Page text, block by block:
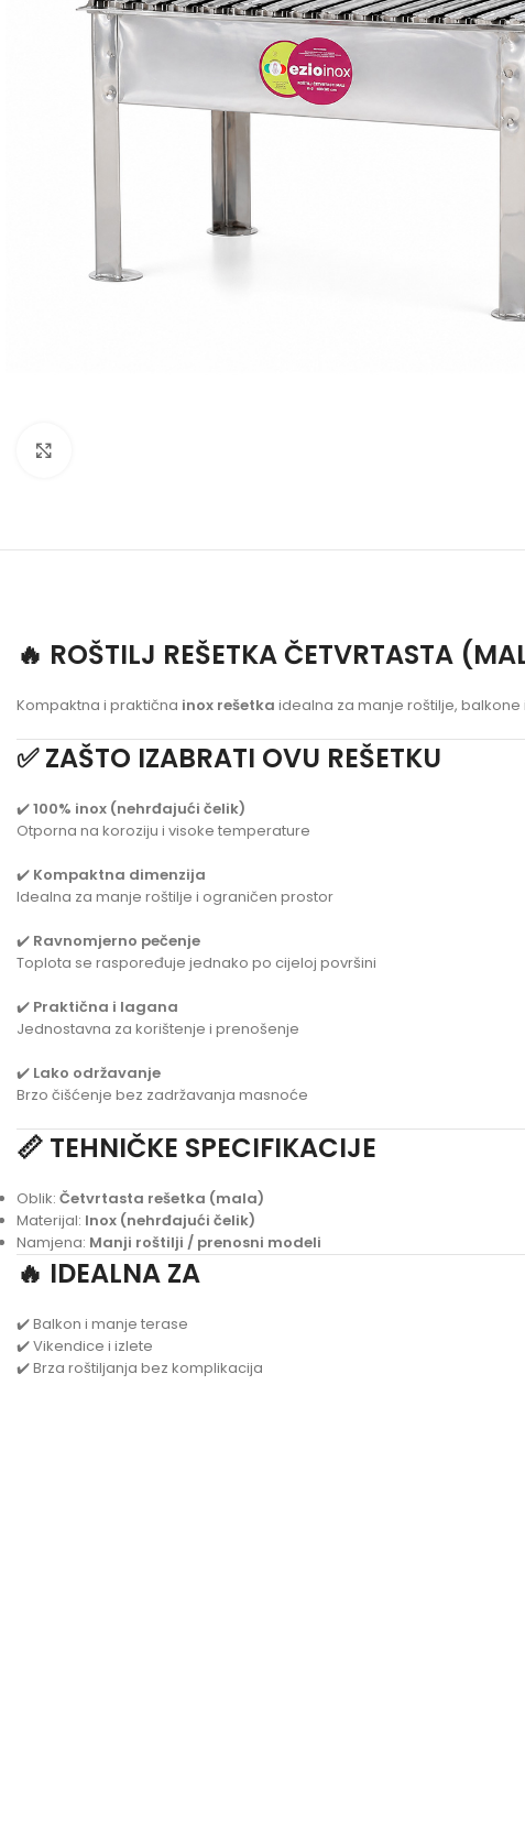
Roštilji
🔥 ROŠTILJ REŠETKA ČETVRTASTA
Kompaktna i praktična inox rešetka idealna za manje roštilje,
✅ ZAŠTO IZABRATI OVU REŠETKU
✔️100% inox (nehrđajući čelik)
Otporna na koroziju i visoke temperature
✔️ Kompaktna dimenzija
Idealna za manje roštilje i ograničen prostor
✔️ Ravnomjerno pečenje
Toplota se raspoređuje jednako po cijeloj površini
✔️ Praktična i lagana
Jednostavna za korištenje i prenošenje
✔️ Lako održavanje
Brzo čišćenje bez zadržavanja masnoće
📏 TEHNIČKE SPECIFIKACIJE
Oblik: Četvrtasta rešetka (mala)
Materijal: Inox (nehrđajući čelik)
Namjena: Manji roštilji / prenosni modeli
🔥 IDEALNA ZA
✔️ Balkon i manje terase
✔️ Vikendice i izlete
✔️ Brza roštiljanja bez komplikacija